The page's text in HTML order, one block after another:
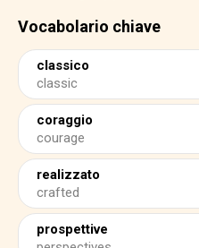
Vocabolario chiave
classico
classic
coraggio
courage
realizzato
crafted
prospettive